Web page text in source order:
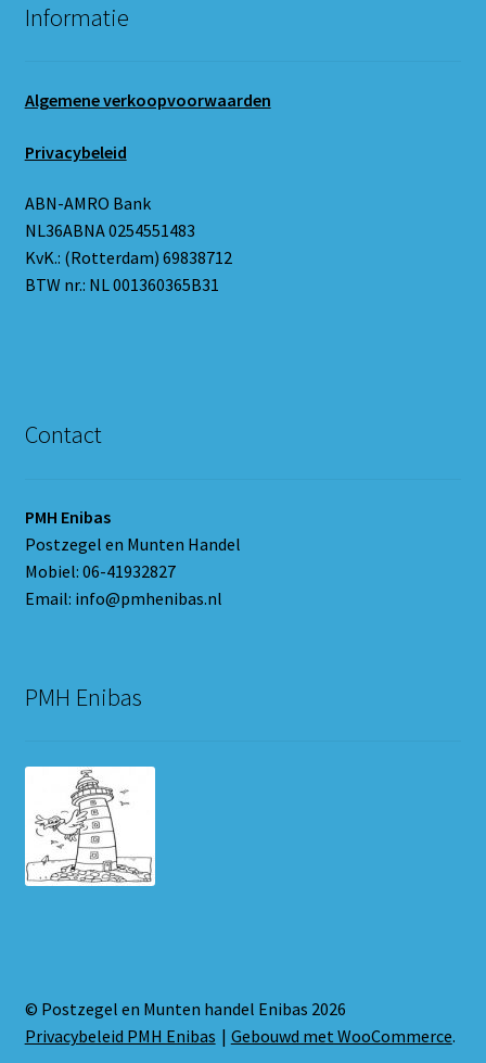
Informatie
Algemene verkoopvoorwaarden
Privacybeleid
ABN-AMRO Bank
NL36ABNA 0254551483
KvK.: (Rotterdam) 69838712
BTW nr.: NL 001360365B31
Contact
PMH Enibas
Postzegel en Munten Handel
Mobiel: 06-41932827
Email: info@pmhenibas.nl
PMH Enibas
© Postzegel en Munten handel Enibas 2026
Privacybeleid PMH Enibas
Gebouwd met WooCommerce.